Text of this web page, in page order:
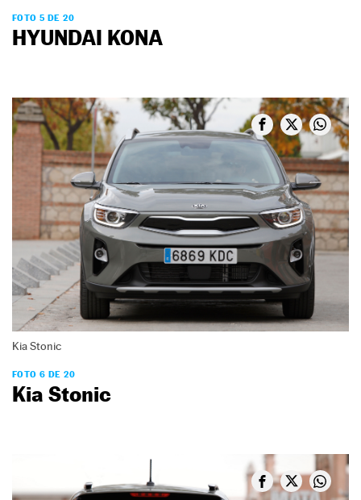
FOTO 5 DE 20
HYUNDAI KONA
Kia Stonic
FOTO 6 DE 20
Kia Stonic